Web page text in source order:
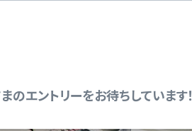
のエントリーをお待ちしています！